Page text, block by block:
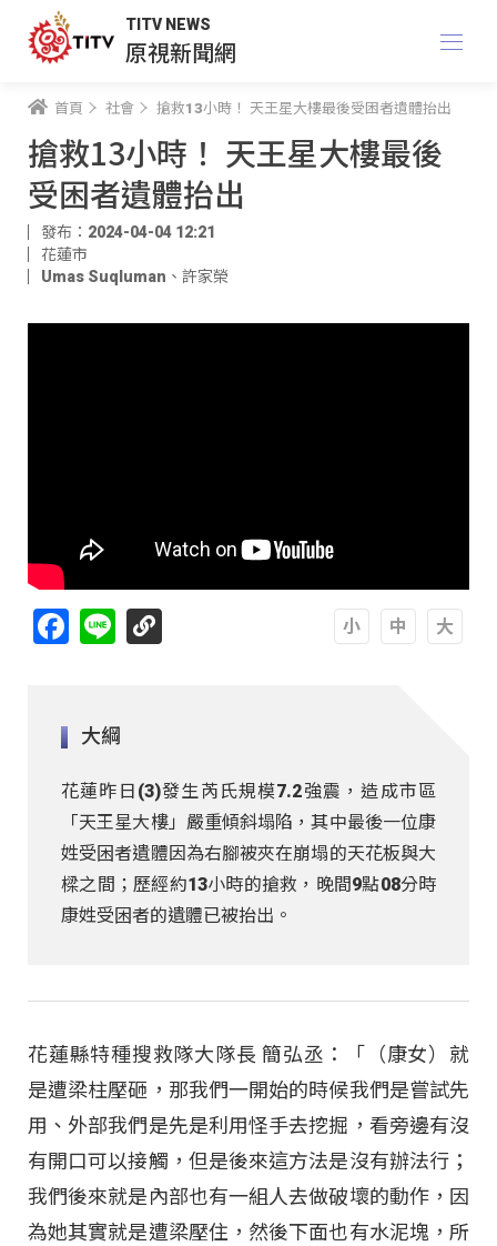
TITV NEWS
原視新聞網
首頁 社會 搶救13小時！ 天王星大樓最後受困者遺體抬出
搶救13小時！ 天王星大樓最後
受困者遺體抬出
發布：2024-04-04 12:21
花蓮市
Umas Suqluman 、 許家榮
Facebook
Line
大綱
花蓮昨日(3)發生芮氏規模7.2強震，造成市區
「天王星大樓」嚴重傾斜塌陷，其中最後一位康
姓受困者遺體因為右腳被夾在崩塌的天花板與大
樑之間；歷經約13小時的搶救，晚間9點08分時
康姓受困者的遺體已被抬出。
花蓮縣特種搜救隊大隊長 簡弘丞：「（康女）就
是遭梁柱壓砸，那我們一開始的時候我們是嘗試先
用、外部我們是先是利用怪手去挖掘，看旁邊有沒
有開口可以接觸，但是後來這方法是沒有辦法行；
我們後來就是內部也有一組人去做破壞的動作，因
為她其實就是遭梁壓住，然後下面也有水泥塊，所